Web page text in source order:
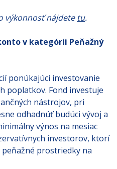
výkonnosť nájdete tu.
v kategórii Peňažný
ponúkajúci investovanie
poplatkov. Fond investuje
nástrojov, pri
odhadnúť budúci vývoj a
výnos na mesiac
investorov, ktorí
prostriedky na